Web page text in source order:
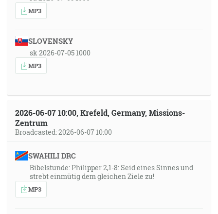
MP3
SLOVENSKY
sk 2026-07-05 1000
MP3
2026-06-07 10:00, Krefeld, Germany, Missions-
Zentrum
Broadcasted: 2026-06-07 10:00
SWAHILI DRC
Bibelstunde: Philipper 2,1-8: Seid eines Sinnes und
strebt einmütig dem gleichen Ziele zu!
MP3